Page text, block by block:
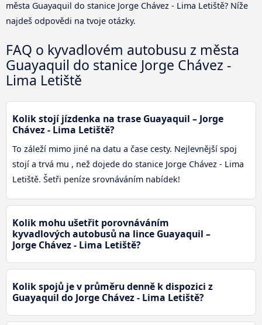
města Guayaquil do stanice Jorge Chávez - Lima Letiště? Níže
najdeš odpovědi na tvoje otázky.
FAQ o kyvadlovém autobusu z města
Guayaquil do stanice Jorge Chávez -
Lima Letiště
Kolik stojí jízdenka na trase Guayaquil – Jorge
Chávez - Lima Letiště?
To záleží mimo jiné na datu a čase cesty. Nejlevnější spoj
stojí a trvá mu , než dojede do stanice Jorge Chávez - Lima
Letiště. Šetři peníze srovnáváním nabídek!
Kolik mohu ušetřit porovnáváním
kyvadlových autobusů na lince Guayaquil –
Jorge Chávez - Lima Letiště?
Kolik spojů je v průměru denně k dispozici z
Guayaquil do Jorge Chávez - Lima Letiště?